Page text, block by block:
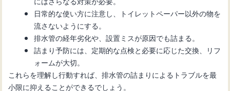
日常的な使い方に注意し、トイレットペーパー以外の物を
流さないようにする。
排水管の経年劣化や、設置ミスが原因でも詰まる。
詰まり予防には、定期的な点検と必要に応じた交換、リフ
ォームが大切。
これらを理解し行動すれば、排水管の詰まりによるトラブルを最
小限に抑えることができるでしょう。